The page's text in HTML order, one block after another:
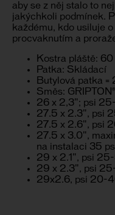
aby se z něj stalo to
jakýchkoli podmínek.
každému, kdo usiluje
procvaknutím a
Kostra pláště: 60
Patka: Skládací
Butylová patka =
Směs: GRIPTON®
26 x 2,3"; psi
27.5 x 2.3", psi
27.5 x 2.6", psi
27.5 x 3.0",
na instalaci 35
29 x 2.1", psi
29 x 2.3", psi
29x2.6, psi 20-